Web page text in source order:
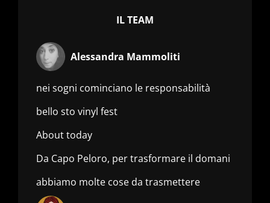
IL TEAM
Alessandra Mammoliti
nei sogni cominciano le responsabilità
bello sto vinyl fest
About today
Da Capo Peloro, per trasformare il domani
abbiamo molte cose da trasmettere